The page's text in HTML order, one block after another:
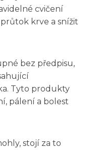
cvičení
krve a snížit
bez předpisu,
Tyto produkty
pálení a bolest
stojí za to